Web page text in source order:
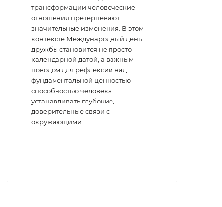
трансформации человеческие
отношения претерпевают
значительные изменения. В этом
контексте Международный день
дружбы становится не просто
календарной датой, а важным
поводом для рефлексии над
фундаментальной ценностью —
способностью человека
устанавливать глубокие,
доверительные связи с
окружающими.